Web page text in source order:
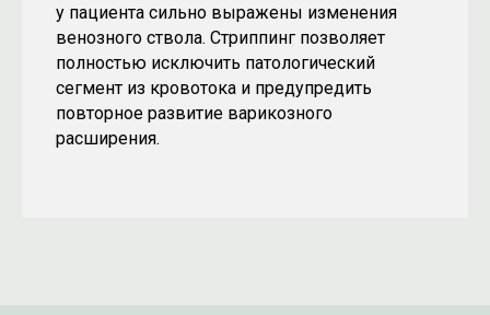
у пациента сильно выражены изменения
венозного ствола. Стриппинг позволяет
полностью исключить патологический
сегмент из кровотока и предупредить
повторное развитие варикозного
расширения.